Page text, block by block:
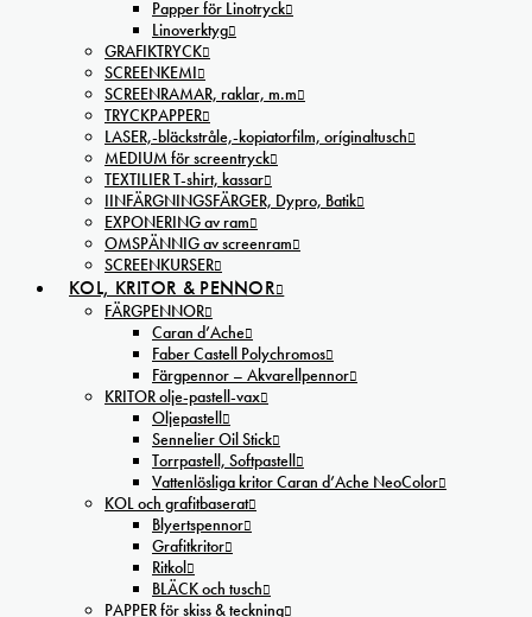
Papper för Linotryck
Linoverktyg
GRAFIKTRYCK
SCREENKEMI
SCREENRAMAR, raklar, m.m
TRYCKPAPPER
LASER,-bläckstråle,-kopiatorfilm, oríginaltusch
MEDIUM för screentryck
TEXTILIER T-shirt, kassar
IINFÄRGNINGSFÄRGER, Dypro, Batik
EXPONERING av ram
OMSPÄNNIG av screenram
SCREENKURSER
KOL, KRITOR & PENNOR
FÄRGPENNOR
Caran d’Ache
Faber Castell Polychromos
Färgpennor – Akvarellpennor
KRITOR olje-pastell-vax
Oljepastell
Sennelier Oil Stick
Torrpastell, Softpastell
Vattenlösliga kritor Caran d’Ache NeoColor
KOL och grafitbaserat
Blyertspennor
Grafitkritor
Ritkol
BLÄCK och tusch
PAPPER för skiss & teckning